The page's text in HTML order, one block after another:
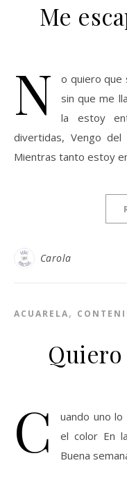
Me
N
o quiero que
sin que me
la estoy
divertidas, Vengo del
Mientras tanto estoy
Carola
ACUARELA,
Quiero
C
uando uno
el color En
Buena